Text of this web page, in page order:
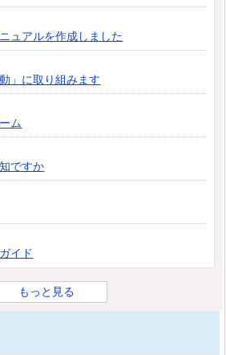
ュアルを作成しました
」に取り組みます
ム
ですか
イド
もっと見る